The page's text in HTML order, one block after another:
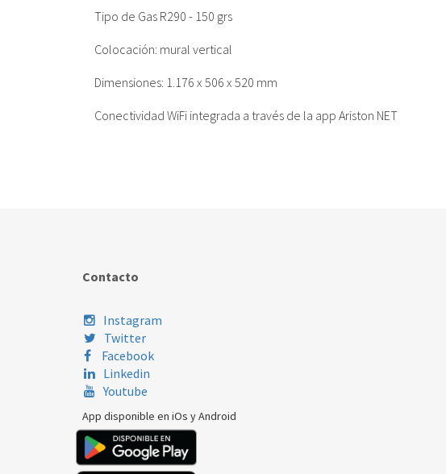
Tipo de Gas R290 - 150 grs
Colocación: mural vertical
Dimensiones: 1.176 x 506 x 520 mm
Conectividad WiFi integrada a través de la app Ariston NET
Contacto
Instagram
Twitter
Facebook
Linkedin
Youtube
App disponible en iOs y Android